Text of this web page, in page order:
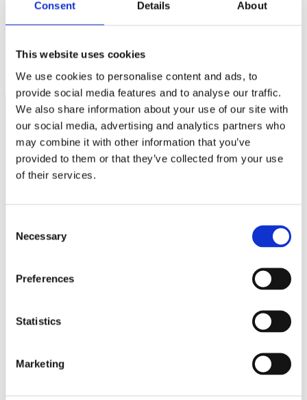
Consent Details About
This website uses cookies
We use cookies to personalise content and ads, to
provide social media features and to analyse our traffic.
We also share information about your use of our site with
our social media, advertising and analytics partners who
may combine it with other information that you’ve
provided to them or that they’ve collected from your use
of their services.
Selection
Necessary
Preferences
Statistics
Marketing
Reinfeldts rapport visar Småföretagarnas verklighet
Dags att deklarera …smart!
Av småföretagare, för småföretagare
Ett medlemskap späckat med småföretagaranpassade
Näringspolitik
Förmåner
Tips